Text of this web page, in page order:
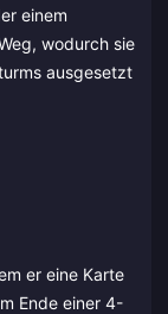
einem
wodurch sie
ausgesetzt
er eine Karte
Ende einer 4-